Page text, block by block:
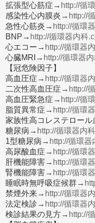
拡張型心筋症→ http://循
感染性心内膜炎→ http://
急性心筋炎→ http://循環
BNP→ http://循環器内科
心エコー→ http://循環器
心臓MRI→ http://循環器
【冠危険因子】
高血圧症→ http://循環器
二次性高血圧症→ http://
高血圧緊急症→ http://循
脂質異常症→ http://循環
家族性高コレステロー
糖尿病→ http://循環器内
1型糖尿病→ http://循環器
高尿酸血症→ http://循環
肝機能障害→ http://循環
腎機能障害→ http://循環
睡眠時無呼吸症候群→
禁煙外来→ http://循環器
法定検診→ http://循環器
検診結果の見方→ http://